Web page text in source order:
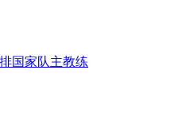
国家队主教练